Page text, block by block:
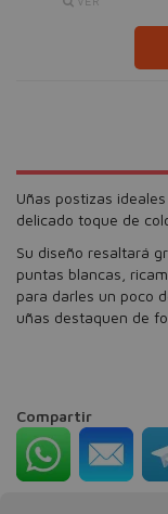
Uñas postizas
delicado toque de
Su diseño resaltará
puntas blancas,
para darles un poco
uñas destaquen de
Compartir